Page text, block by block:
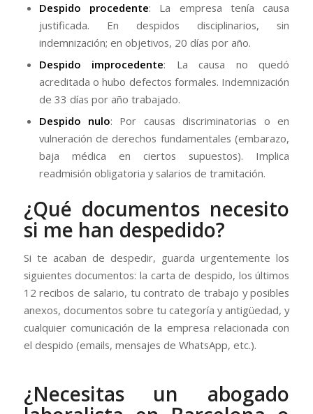
Despido procedente: La empresa tenía causa
justificada. En despidos disciplinarios, sin
indemnización; en objetivos, 20 días por año.
Despido improcedente: La causa no quedó
acreditada o hubo defectos formales. Indemnización
de 33 días por año trabajado.
Despido nulo: Por causas discriminatorias o en
vulneración de derechos fundamentales (embarazo,
baja médica en ciertos supuestos). Implica
readmisión obligatoria y salarios de tramitación.
¿Qué documentos necesito
si me han despedido?
Si te acaban de despedir, guarda urgentemente los
siguientes documentos: la carta de despido, los últimos
12 recibos de salario, tu contrato de trabajo y posibles
anexos, documentos sobre tu categoría y antigüedad, y
cualquier comunicación de la empresa relacionada con
el despido (emails, mensajes de WhatsApp, etc.).
¿Necesitas un abogado